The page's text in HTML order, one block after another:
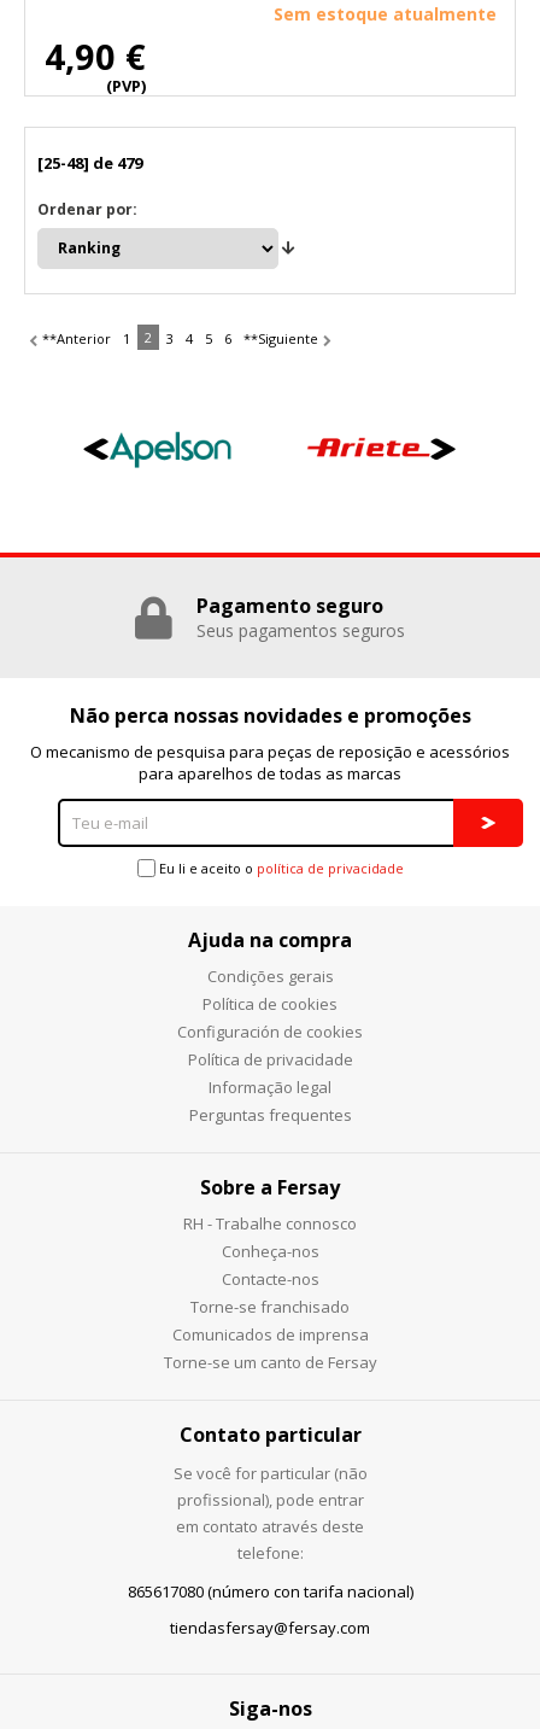
4,90 €
(PVP)
Sem estoque atualmente
[25-48] de 479
Ordenar por:
**Anterior 1 2 3 4 5 6 **Siguiente
Pagamento seguro
Seus pagamentos seguros
Não perca nossas novidades e promoções
O mecanismo de pesquisa para peças de reposição e acessórios
para aparelhos de todas as marcas
Eu li e aceito o política de privacidade
Ajuda na compra
Condições gerais
Política de cookies
Configuración de cookies
Política de privacidade
Informação legal
Perguntas frequentes
Sobre a Fersay
RH - Trabalhe connosco
Conheça-nos
Contacte-nos
Torne-se franchisado
Comunicados de imprensa
Torne-se um canto de Fersay
Contato particular
Se você for particular (não
profissional), pode entrar
em contato através deste
telefone:
865617080 (número con tarifa nacional)
tiendasfersay@fersay.com
Siga-nos